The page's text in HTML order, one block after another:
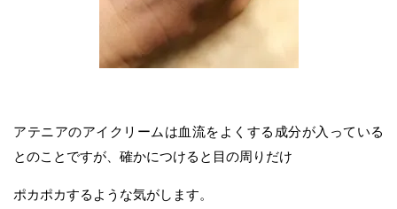
アテニアのアイクリームは血流をよくする成分が入っている
とのことですが、確かにつけると目の周りだけ
ポカポカするような気がします。